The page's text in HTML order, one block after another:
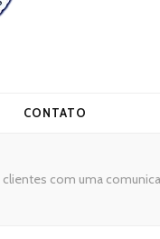
CONTATO
com uma